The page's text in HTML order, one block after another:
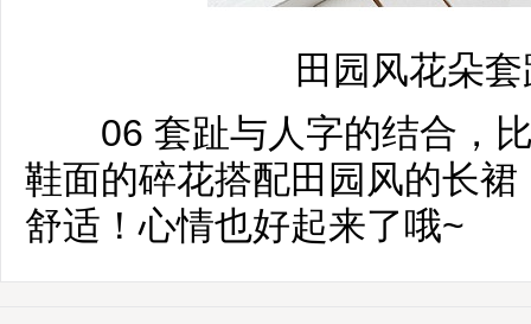
田园风花朵
06 套趾与人字的结合，比
鞋面的碎花搭配田园风的长
舒适！心情也好起来了哦~